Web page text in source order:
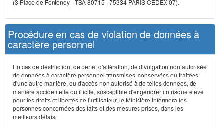
(3 Place de Fontenoy - TSA 80715 - 75334 PARIS CEDEX 07).
Procédure en cas de violation de données à
caractère personnel
En cas de destruction, de perte, d'altération, de divulgation non autorisée
de données à caractère personnel transmises, conservées ou traitées
d'une autre manière, ou d'accès non autorisé à de telles données, de
manière accidentelle ou illicite, susceptible d'engendrer un risque élevé
pour les droits et libertés de l’utilisateur, le Ministère informera les
personnes concernées des faits et des mesures prises, dans les
meilleurs délais.